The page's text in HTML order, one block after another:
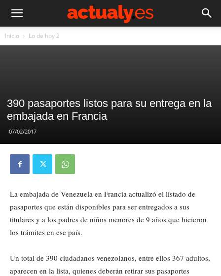
Inicio Lo de hoy 2
390 pasaportes listos para su entrega en la
embajada en Francia
07/02/2017
La embajada de Venezuela en Francia actualizó el listado de
pasaportes que están disponibles para ser entregados a sus
titulares y a los padres de niños menores de 9 años que hicieron
los trámites en ese país.
Un total de 390 ciudadanos venezolanos, entre ellos 367 adultos,
aparecen en la lista, quienes deberán retirar sus pasaportes